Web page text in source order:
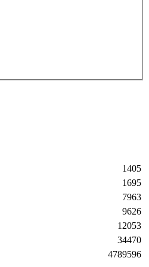
1405
1695
7963
9626
12053
34470
4789596